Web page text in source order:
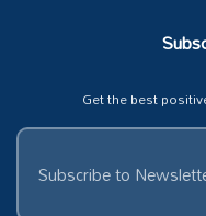
Get the best